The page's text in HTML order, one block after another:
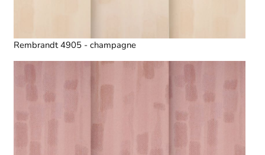
Rembrandt 4905 - champagne